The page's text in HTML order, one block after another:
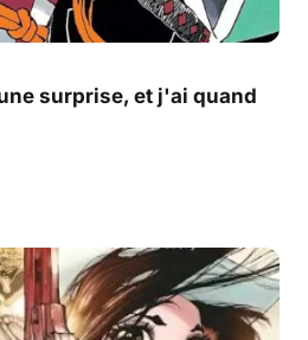
surprise, et j'ai quand